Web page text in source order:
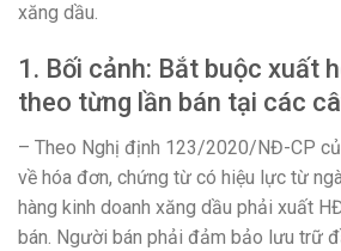
xăng dầu.
1. Bối cảnh: Bắt buộc xuất
theo từng lần bán tại các
– Theo Nghị định 123/2020/NĐ-CP
về hóa đơn, chứng từ có hiệu lực từ
hàng kinh doanh xăng dầu phải xuất
bán. Người bán phải đảm bảo lưu trữ